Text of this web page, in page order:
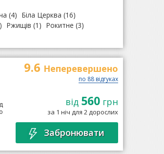
(4) Біла Церква (16)
Ржищів (1) Рокитне (3)
9.6 Неперевершено
по 88 відгуках
від 560грн
за 1 ніч для 2 дорослих
Забронювати